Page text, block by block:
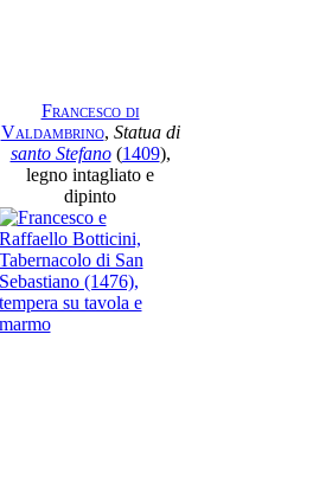
Francesco di
Valdambrino, Statua di
santo Stefano(1409),
legno intagliato e
dipinto